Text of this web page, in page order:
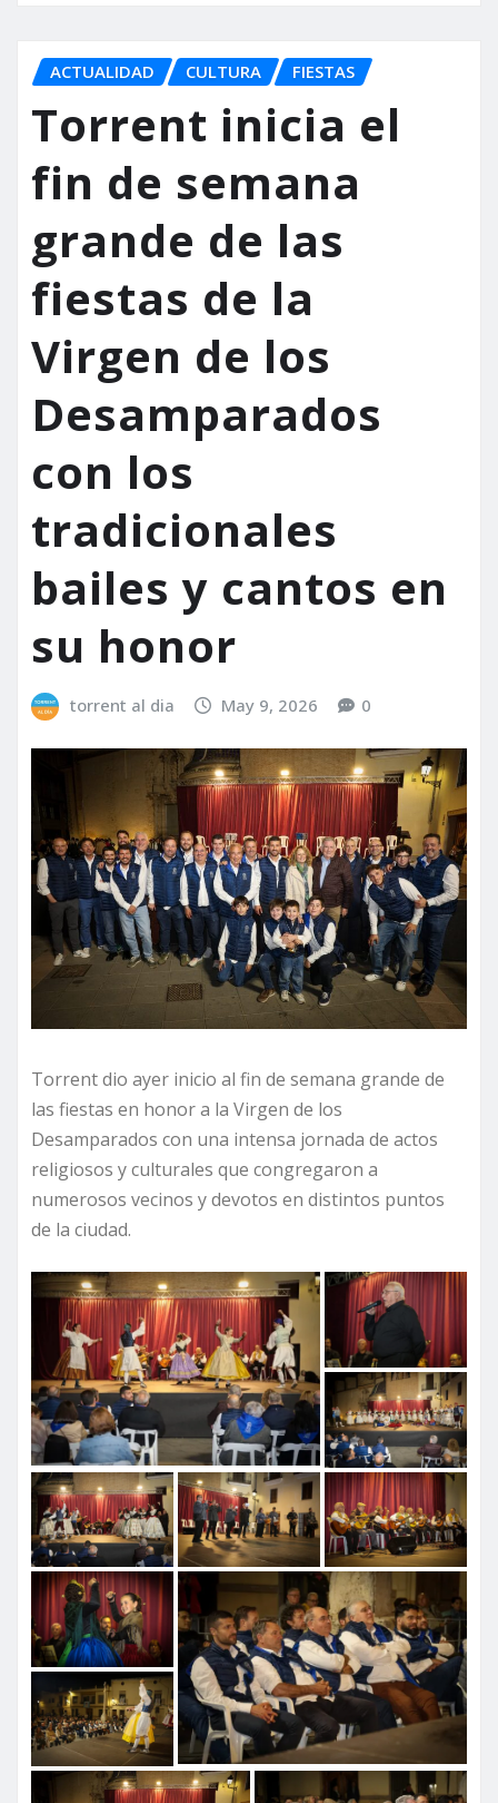
ACTUALIDAD CULTURA FIESTAS
Torrent inicia el
fin de semana
grande de las
fiestas de la
Virgen de los
Desamparados
con los
tradicionales
bailes y cantos en
su honor
torrent al dia May 9, 2026 0
Torrent dio ayer inicio al fin de semana grande de
las fiestas en honor a la Virgen de los
Desamparados con una intensa jornada de actos
religiosos y culturales que congregaron a
numerosos vecinos y devotos en distintos puntos
de la ciudad.